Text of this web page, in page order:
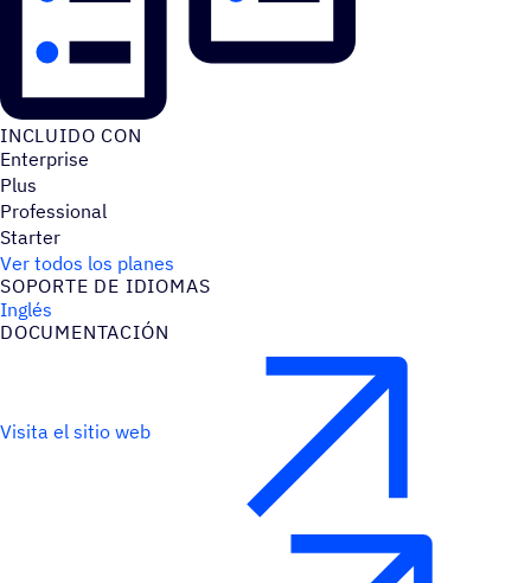
INCLUIDO CON
Enterprise
Plus
Professional
Starter
Ver todos los planes
SOPORTE DE IDIOMAS
Inglés
DOCU­MEN­TA­CIÓN
Visita el sitio web